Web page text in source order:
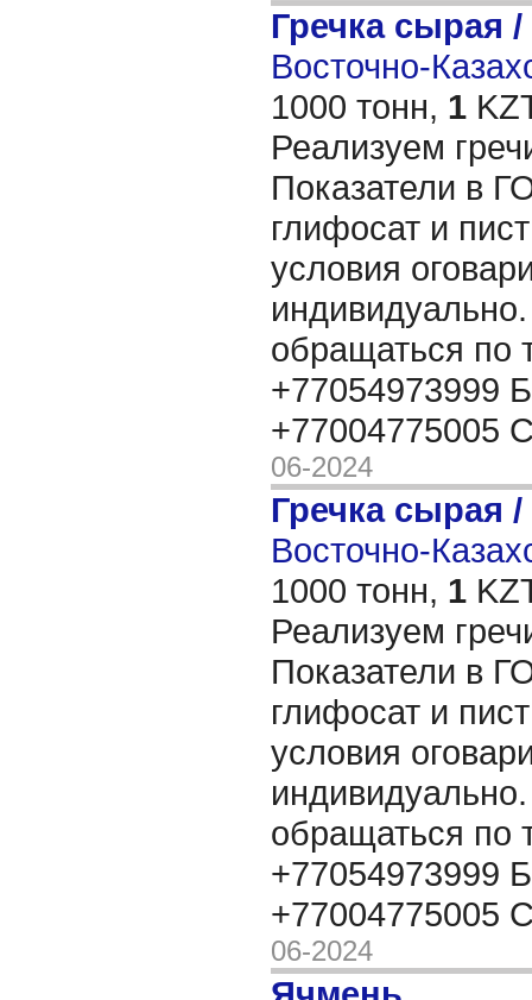
Гречка сырая /
Восточно-
1000 тонн, 1
Реализуем
Показатели в
глифосат и
условия
обращаться по
+77054973999
+77004775005
06-2024
Гречка сырая /
Восточно-
1000 тонн, 1
Реализуем
Показатели в
глифосат и
условия
обращаться по
+77054973999
+77004775005
06-2024